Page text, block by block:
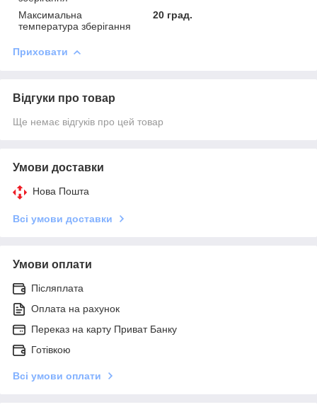
Максимальна
температура зберігання
20 град.
Приховати
Відгуки про товар
Ще немає відгуків про цей товар
Умови доставки
Нова Пошта
Всі умови доставки
Умови оплати
Післяплата
Оплата на рахунок
Переказ на карту Приват Банку
Готівкою
Всі умови оплати